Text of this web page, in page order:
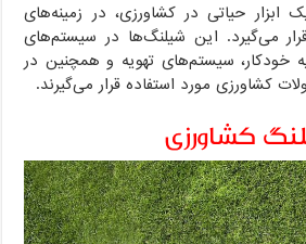
ابزار حیاتی در کشاورزی، در زمینه‌های
می‌گیرد. این شیلنگ‌ها در سیستم‌های
خودکار، سیستم‌های تهویه و همچنین در
کشاورزی مورد استفاده قرار می‌گیرند.
کشاورزی